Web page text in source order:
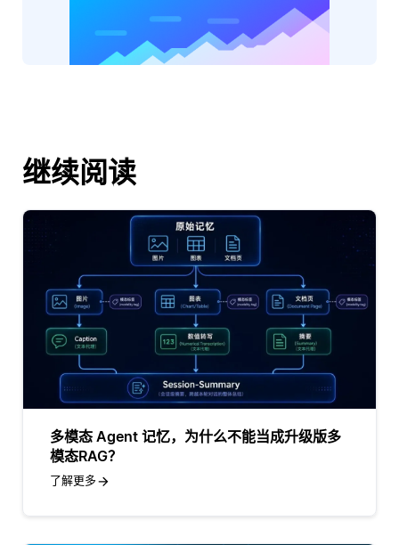
继续阅读
多模态 Agent 记忆，为什么不能当成升级版多
模态RAG？
了解更多